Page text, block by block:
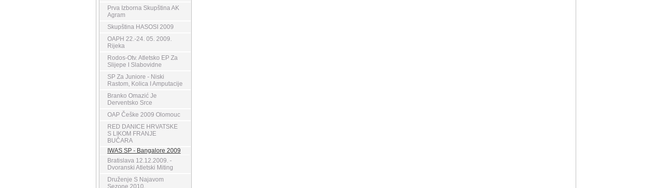
Prva Izborna Skupština AK
Agram
Skupština HASOSI 2009
OAPH 22.-24. 05. 2009.
Rijeka
Rodos-Otv. Atletsko EP Za
Slijepe I Slabovidne
SP Za Juniore - Niski
Rastom, Kolica I Amputacije
Branko Omazić Je
Derventsko Srce
OAP Češke 2009 Olomouc
RED DANICE HRVATSKE
S LIKOM FRANJE
BUČARA
IWAS SP - Bangalore 2009
Bratislava 12.12.2009. -
Dvoranski Atletski Miting
Druženje S Najavom
Sezone 2010.